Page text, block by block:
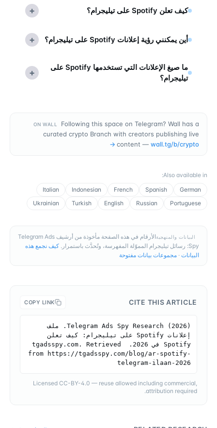
كيف تعلن Spotify على تيليجرام؟ +
أين يمكنني رؤية إعلانات Spotify على تيليجرام؟ +
ما صيغ الإعلانات التي تستخدمها Spotify على
تيليجرام؟
+
ON WALL
Following this space on Telegram? Wall has a
curated crypto Branch with creators publishing live
content — wall.tg/b/crypto
→
Also available in
:
German
Spanish
French
Indonesian
Italian
Portuguese
Russian
English
Turkish
Ukrainian
البيانات والمنهجية
الأرقام في هذه الصفحة مأخوذة من أرشيف Telegram Ads
Spy: رسائل تيليجرام المموّلة المفهرسة، وتُحدَّث باستمرار.
كيف نجمع هذه
البيانات · مجموعات بيانات مفتوحة
CITE THIS ARTICLE
COPY LINK
Telegram Ads Spy Research (2026). ملف
Spotify في 2026. tgadsspy.com. Retrieved
from https://tgadsspy.com/blog/ar-spotify-
telegram-ilaan-2026
Licensed CC-BY-4.0 — reuse allowed including commercial,
attribution required.